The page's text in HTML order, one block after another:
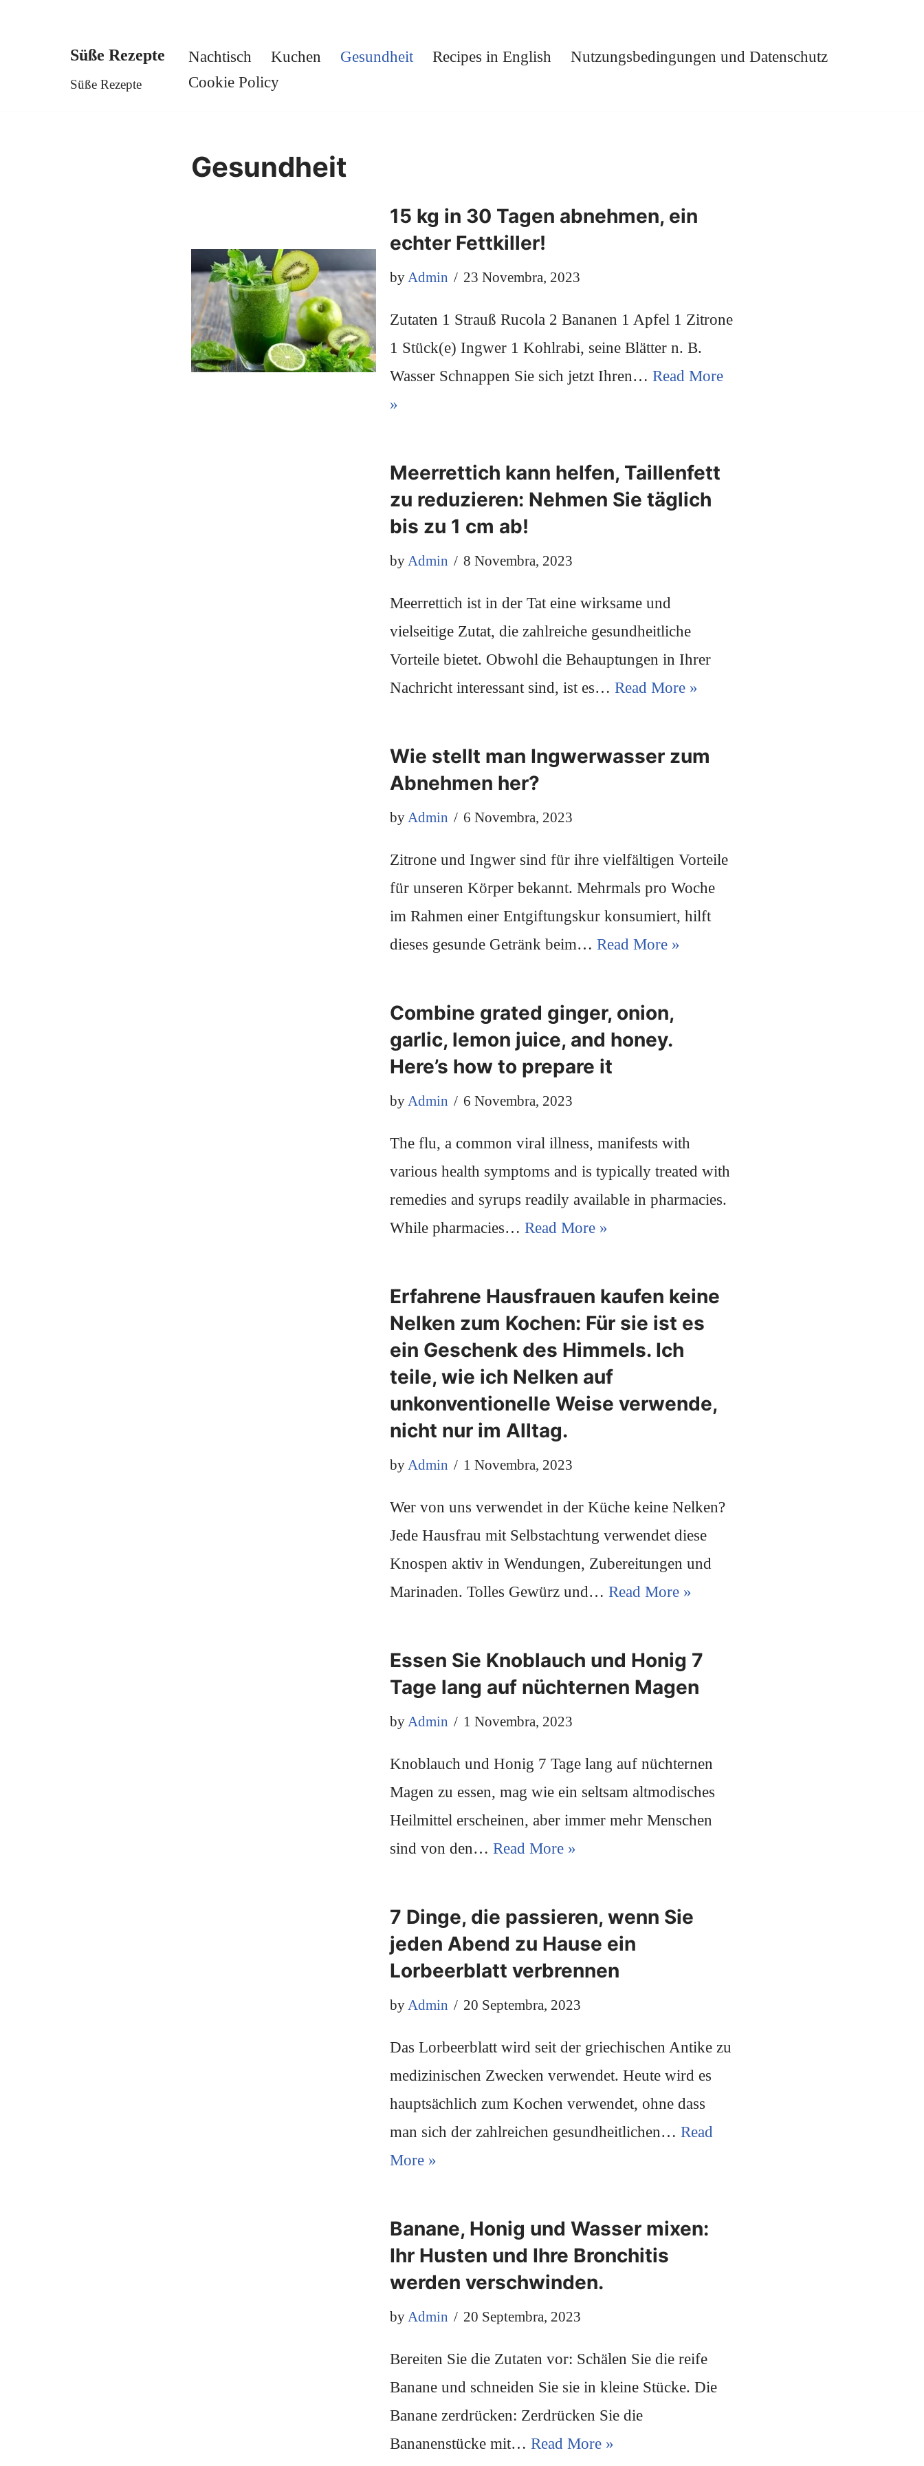
Süße Rezepte
Süße Rezepte
Nachtisch Kuchen Gesundheit Recipes in English
Nutzungsbedingungen und Datenschutz
Cookie Policy
Gesundheit
15 kg in 30 Tagen abnehmen, ein
echter Fettkiller!
by Admin 23 Novembra, 2023
Zutaten 1 Strauß Rucola 2 Bananen 1 Apfel 1 Zitrone
1 Stück(e) Ingwer 1 Kohlrabi, seine Blätter n. B.
Wasser Schnappen Sie sich jetzt Ihren… Read More
»
Meerrettich kann helfen, Taillenfett
zu reduzieren: Nehmen Sie täglich
bis zu 1 cm ab!
by Admin 8 Novembra, 2023
Meerrettich ist in der Tat eine wirksame und
vielseitige Zutat, die zahlreiche gesundheitliche
Vorteile bietet. Obwohl die Behauptungen in Ihrer
Nachricht interessant sind, ist es… Read More »
Wie stellt man Ingwerwasser zum
Abnehmen her?
by Admin 6 Novembra, 2023
Zitrone und Ingwer sind für ihre vielfältigen Vorteile
für unseren Körper bekannt. Mehrmals pro Woche
im Rahmen einer Entgiftungskur konsumiert, hilft
dieses gesunde Getränk beim… Read More »
Combine grated ginger, onion,
garlic, lemon juice, and honey.
Here’s how to prepare it
by Admin 6 Novembra, 2023
The flu, a common viral illness, manifests with
various health symptoms and is typically treated with
remedies and syrups readily available in pharmacies.
While pharmacies… Read More »
Erfahrene Hausfrauen kaufen keine
Nelken zum Kochen: Für sie ist es
ein Geschenk des Himmels. Ich
teile, wie ich Nelken auf
unkonventionelle Weise verwende,
nicht nur im Alltag.
by Admin 1 Novembra, 2023
Wer von uns verwendet in der Küche keine Nelken?
Jede Hausfrau mit Selbstachtung verwendet diese
Knospen aktiv in Wendungen, Zubereitungen und
Marinaden. Tolles Gewürz und… Read More »
Essen Sie Knoblauch und Honig 7
Tage lang auf nüchternen Magen
by Admin 1 Novembra, 2023
Knoblauch und Honig 7 Tage lang auf nüchternen
Magen zu essen, mag wie ein seltsam altmodisches
Heilmittel erscheinen, aber immer mehr Menschen
sind von den… Read More »
7 Dinge, die passieren, wenn Sie
jeden Abend zu Hause ein
Lorbeerblatt verbrennen
by Admin 20 Septembra, 2023
Das Lorbeerblatt wird seit der griechischen Antike zu
medizinischen Zwecken verwendet. Heute wird es
hauptsächlich zum Kochen verwendet, ohne dass
man sich der zahlreichen gesundheitlichen… Read
More »
Banane, Honig und Wasser mixen:
Ihr Husten und Ihre Bronchitis
werden verschwinden.
by Admin 20 Septembra, 2023
Bereiten Sie die Zutaten vor: Schälen Sie die reife
Banane und schneiden Sie sie in kleine Stücke. Die
Banane zerdrücken: Zerdrücken Sie die
Bananenstücke mit… Read More »